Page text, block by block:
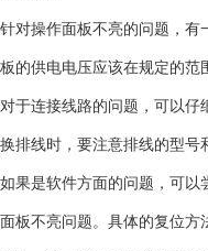
针对操作面板不亮的问题，有
板的供电电压应该在规定的范
对于连接线路的问题，可以仔
换排线时，要注意排线的型号
如果是软件方面的问题，可以
面板不亮问题。具体的复位方